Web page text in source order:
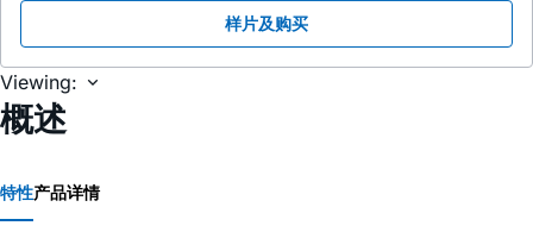
样片及购买
Viewing:
概述
特性产品详情